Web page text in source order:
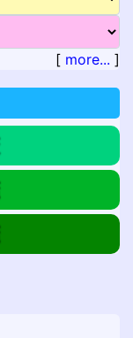
[ more... ]